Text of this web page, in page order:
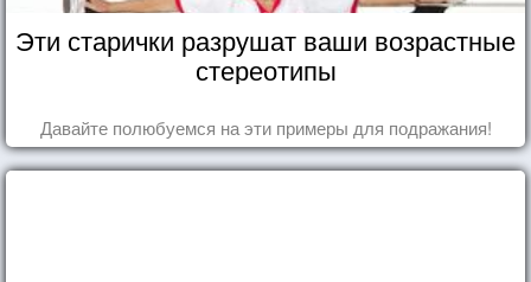
Эти старички разрушат ваши возрастные
стереотипы
Давайте полюбуемся на эти примеры для подражания!